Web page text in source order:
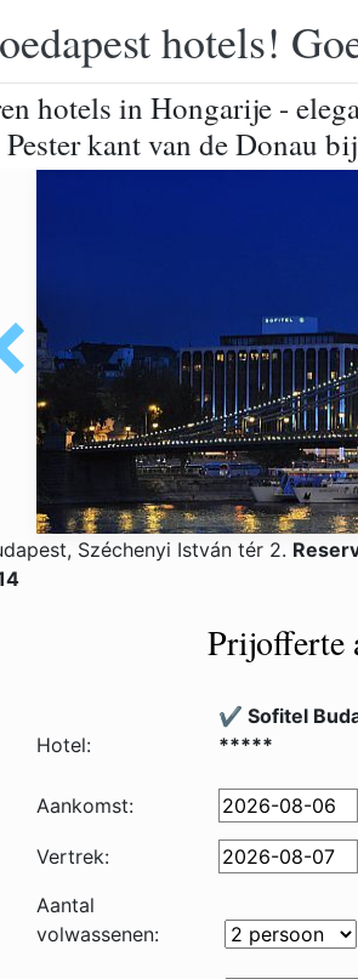
hotels!
hotels in Hongarije -
Pester kant van de Donau
Széchenyi István tér 2.
Prijofferte
Hotel:
✔️ Sofitel
*****
Aankomst:
Vertrek:
Aantal
volwassenen: